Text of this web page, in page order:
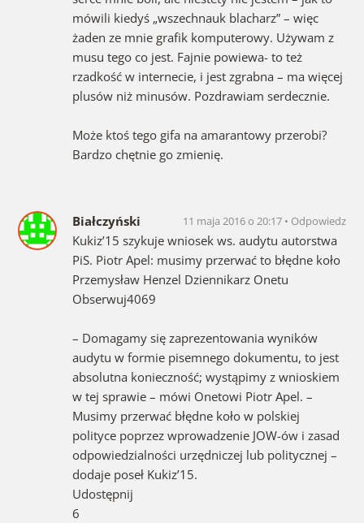
mówili kiedyś „wszechnauk blacharz” – więc
żaden ze mnie grafik komputerowy. Używam z
musu tego co jest. Fajnie powiewa- to też
rzadkość w internecie, i jest zgrabna – ma więcej
plusów niż minusów. Pozdrawiam serdecznie.
Może ktoś tego gifa na amarantowy przerobi?
Bardzo chętnie go zmienię.
Białczyński 11 maja 2016 o 20:17 Odpowiedz
Kukiz’15 szykuje wniosek ws. audytu autorstwa
PiS. Piotr Apel: musimy przerwać to błędne koło
Przemysław Henzel Dziennikarz Onetu
Obserwuj4069
– Domagamy się zaprezentowania wyników
audytu w formie pisemnego dokumentu, to jest
absolutna konieczność; wystąpimy z wnioskiem
w tej sprawie – mówi Onetowi Piotr Apel. –
Musimy przerwać błędne koło w polskiej
polityce poprzez wprowadzenie JOW-ów i zasad
odpowiedzialności urzędniczej lub politycznej –
dodaje poseł Kukiz’15.
Udostępnij
6